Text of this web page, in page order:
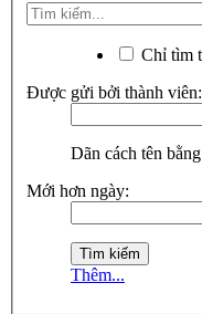
Chỉ tìm
Được gửi bởi thành viên:
Dãn cách tên
Mới hơn ngày:
Thêm...